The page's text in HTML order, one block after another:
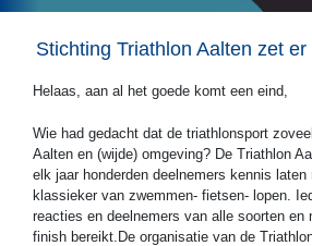
Stichting Triathlon Aalten zet
Helaas, aan al het goede komt een eind,
Wie had gedacht dat de triathlonsport
Aalten en (wijde) omgeving? De Triathlon
elk jaar honderden deelnemers kennis
klassieker van zwemmen- fietsen- lopen.
reacties en deelnemers van alle soorten en
finish bereikt.De organisatie van de